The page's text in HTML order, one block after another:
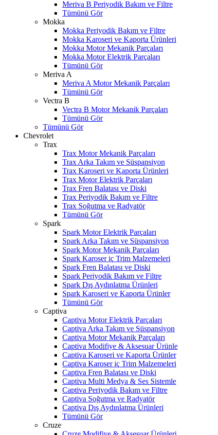
Meriva B Periyodik Bakım ve Filtre
Tümünü Gör
Mokka
Mokka Periyodik Bakım ve Filtre
Mokka Karoseri ve Kaporta Ürünleri
Mokka Motor Mekanik Parçaları
Mokka Motor Elektrik Parçaları
Tümünü Gör
Meriva A
Meriva A Motor Mekanik Parçaları
Tümünü Gör
Vectra B
Vectra B Motor Mekanik Parçaları
Tümünü Gör
Tümünü Gör
Chevrolet
Trax
Trax Motor Mekanik Parçaları
Trax Arka Takım ve Süspansiyon
Trax Karoseri ve Kaporta Ürünleri
Trax Motor Elektrik Parçaları
Trax Fren Balatası ve Diski
Trax Periyodik Bakım ve Filtre
Trax Soğutma ve Radyatör
Tümünü Gör
Spark
Spark Motor Elektrik Parçaları
Spark Arka Takım ve Süspansiyon
Spark Motor Mekanik Parçaları
Spark Karoser iç Trim Malzemeleri
Spark Fren Balatası ve Diski
Spark Periyodik Bakım ve Filtre
Spark Dış Aydınlatma Ürünleri
Spark Karoseri ve Kaporta Ürünler
Tümünü Gör
Captiva
Captiva Motor Elektrik Parçaları
Captiva Arka Takım ve Süspansiyon
Captiva Motor Mekanik Parçaları
Captiva Modifiye & Aksesuar Ürünle
Captiva Karoseri ve Kaporta Ürünler
Captiva Karoser iç Trim Malzemeleri
Captiva Fren Balatası ve Diski
Captiva Multi Medya & Ses Sistemle
Captiva Periyodik Bakım ve Filtre
Captiva Soğutma ve Radyatör
Captiva Dış Aydınlatma Ürünleri
Tümünü Gör
Cruze